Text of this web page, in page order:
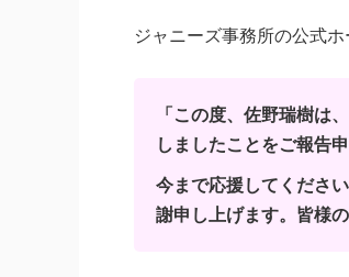
ジャニーズ事務所の公式ホ
「この度、佐野瑞樹は
しましたことをご報告申
今まで応援してくださ
謝申し上げます。皆様